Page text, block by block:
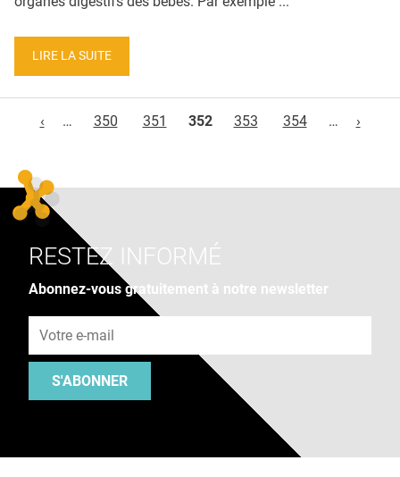
LIRE LA SUITE
‹
… 350 351 352 353 354 … ›
RESTEZ INFORMÉ
Abonnez-vous gratuitement à notre newsletter
S'ABONNER